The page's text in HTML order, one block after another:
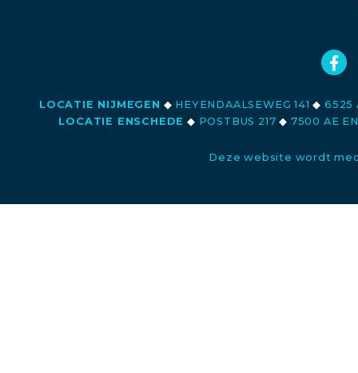
LOCATIE NIJMEGEN ◆ HEYENDAALSEWEG 141◆ 6525
LOCATIE ENSCHEDE ◆ POSTBUS 217◆ 7500 AE
Deze website wordt